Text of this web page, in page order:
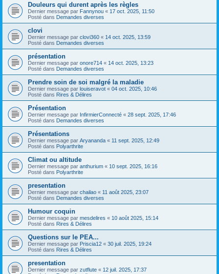
Douleurs qui durent après les règles
Dernier message par Fannynou « 17 oct. 2025, 11:50
Posté dans Demandes diverses
clovi
Dernier message par clovi360 « 14 oct. 2025, 13:59
Posté dans Demandes diverses
présentation
Dernier message par onore714 « 14 oct. 2025, 13:23
Posté dans Demandes diverses
Prendre soin de soi malgré la maladie
Dernier message par louiseravot « 04 oct. 2025, 10:46
Posté dans Rires & Délires
Présentation
Dernier message par InfirmierConnecté « 28 sept. 2025, 17:46
Posté dans Demandes diverses
Présentations
Dernier message par Aryananda « 11 sept. 2025, 12:49
Posté dans Polyarthrite
Climat ou altitude
Dernier message par anthurium « 10 sept. 2025, 16:16
Posté dans Polyarthrite
presentation
Dernier message par chailao « 11 août 2025, 23:07
Posté dans Demandes diverses
Humour coquin
Dernier message par mesdelires « 10 août 2025, 15:14
Posté dans Rires & Délires
Questions sur le PEA...
Dernier message par Priscia12 « 30 juil. 2025, 19:24
Posté dans Rires & Délires
presentation
Dernier message par zutflute « 12 juil. 2025, 17:37